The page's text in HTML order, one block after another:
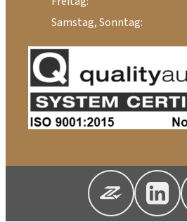
Samstag, Sonntag: